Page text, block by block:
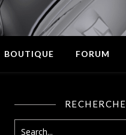
BOUTIQUE FORUM
RECHERCHE